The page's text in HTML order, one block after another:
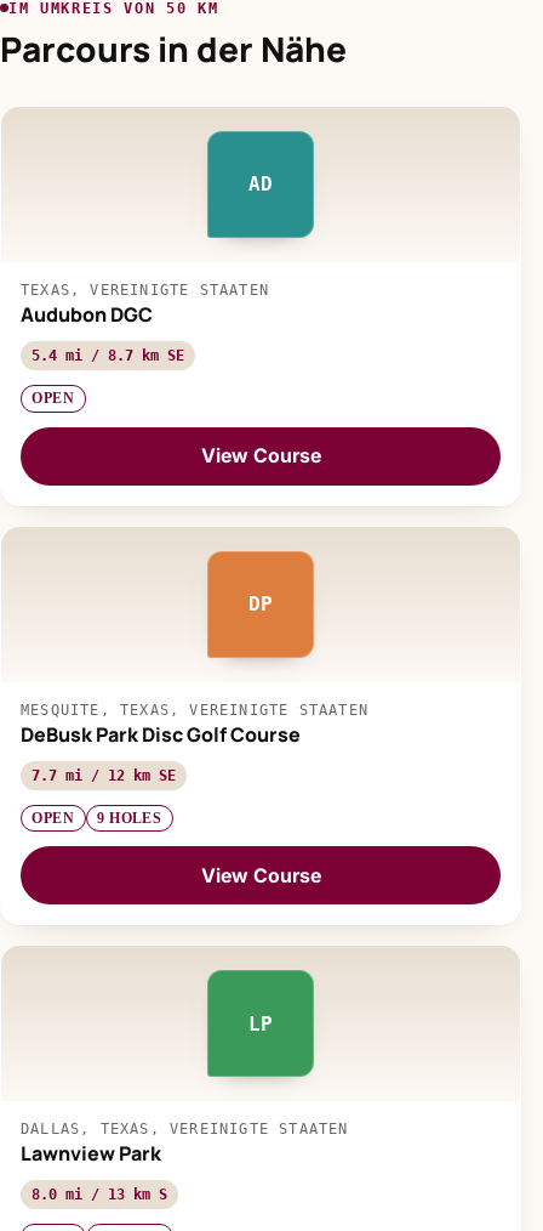
IM UMKREIS VON 50 KM
Parcours in der Nähe
AD
TEXAS, VEREINIGTE STAATEN
Audubon DGC
5.4 mi / 8.7 km SE
OPEN
View Course
DP
MESQUITE, TEXAS, VEREINIGTE STAATEN
DeBusk Park Disc Golf Course
7.7 mi / 12 km SE
OPEN 9 HOLES
View Course
LP
DALLAS, TEXAS, VEREINIGTE STAATEN
Lawnview Park
8.0 mi / 13 km S